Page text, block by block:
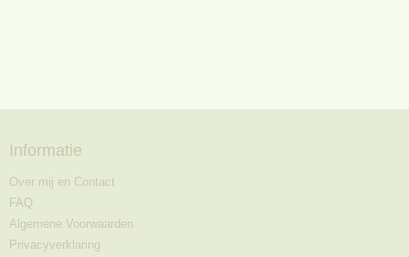
Informatie
Over mij en Contact
FAQ
Algemene Voorwaarden
Privacyverklaring